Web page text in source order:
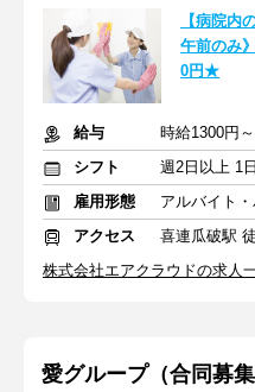
【病院内
午前のみ
0円★
給与
時給1300円
シフト
雇用形態
アルバイト・
アクセス
喜連瓜破駅
株式会社エアクラウドの求人
愛グループ（合同募集